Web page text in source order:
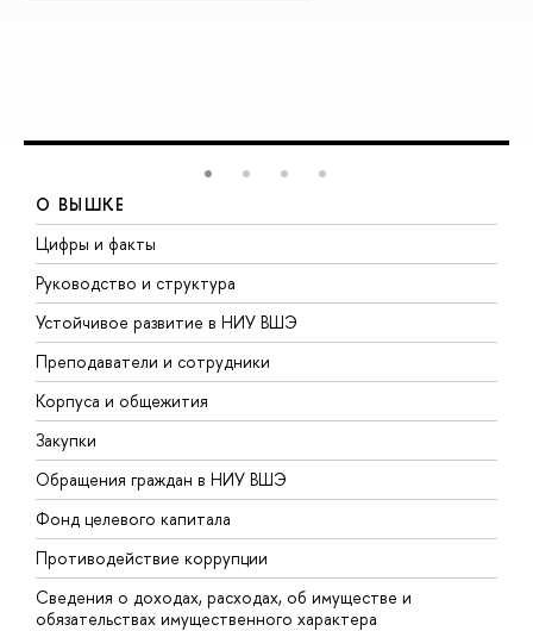
О ВЫШКЕ
Цифры и факты
Руководство и структура
Устойчивое развитие в НИУ ВШЭ
Преподаватели и сотрудники
Корпуса и общежития
Закупки
Обращения граждан в НИУ ВШЭ
Фонд целевого капитала
Противодействие коррупции
Сведения о доходах, расходах, об имуществе и
обязательствах имущественного характера